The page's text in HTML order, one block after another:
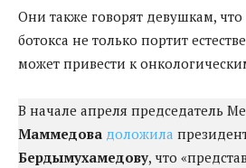
Они также говорят девушкам,
ботокса не только портит
может привести к
В начале апреля председатель
Маммедова доложила
Бердымухамедову, что